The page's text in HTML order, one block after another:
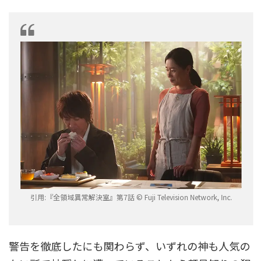
引用:『全領域異常解決室』第7話 © Fuji Television Network, Inc.
警告を徹底したにも関わらず、いずれの神も人気の